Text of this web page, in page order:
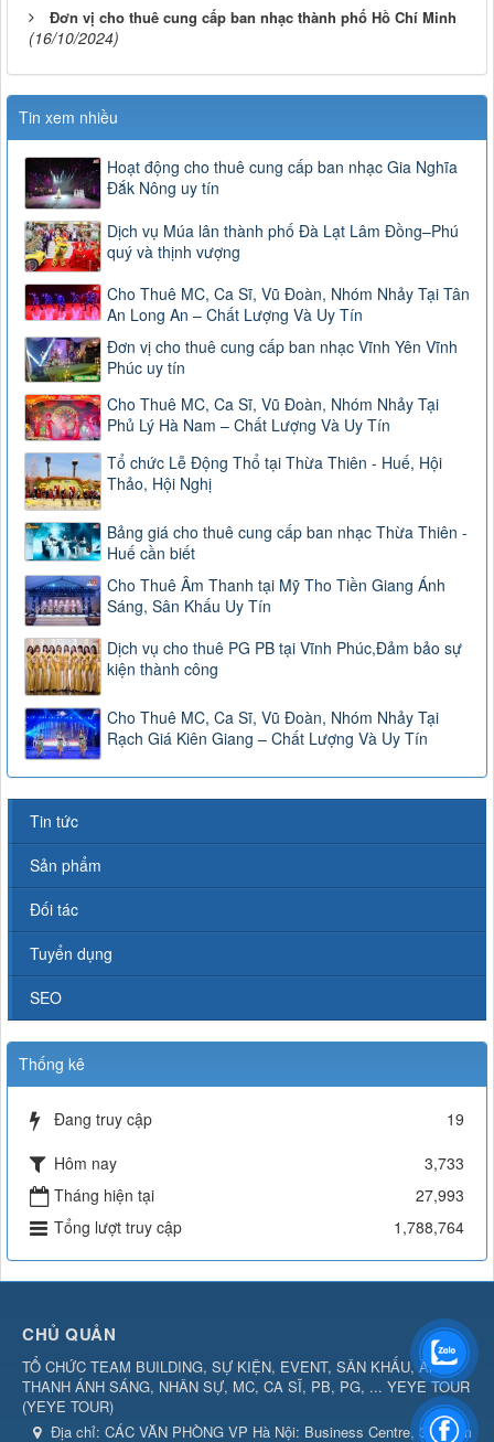
Đơn vị cho thuê cung cấp ban nhạc thành phố Hồ Chí Minh
(16/10/2024)
Tin xem nhiều
Hoạt động cho thuê cung cấp ban nhạc Gia Nghĩa
Đắk Nông uy tín
Dịch vụ Múa lân thành phố Đà Lạt Lâm Đồng–Phú
quý và thịnh vượng
Cho Thuê MC, Ca Sĩ, Vũ Đoàn, Nhóm Nhảy Tại Tân
An Long An – Chất Lượng Và Uy Tín
Đơn vị cho thuê cung cấp ban nhạc Vĩnh Yên Vĩnh
Phúc uy tín
Cho Thuê MC, Ca Sĩ, Vũ Đoàn, Nhóm Nhảy Tại
Phủ Lý Hà Nam – Chất Lượng Và Uy Tín
Tổ chức Lễ Động Thổ tại Thừa Thiên - Huế, Hội
Thảo, Hội Nghị
Bảng giá cho thuê cung cấp ban nhạc Thừa Thiên -
Huế cần biết
Cho Thuê Âm Thanh tại Mỹ Tho Tiền Giang Ánh
Sáng, Sân Khấu Uy Tín
Dịch vụ cho thuê PG PB tại Vĩnh Phúc,Đảm bảo sự
kiện thành công
Cho Thuê MC, Ca Sĩ, Vũ Đoàn, Nhóm Nhảy Tại
Rạch Giá Kiên Giang – Chất Lượng Và Uy Tín
Tin tức
Sản phẩm
Đối tác
Tuyển dụng
SEO
Thống kê
Đang truy cập
19
Hôm nay
3,733
Tháng hiện tại
27,993
Tổng lượt truy cập
1,788,764
CHỦ QUẢN
TỔ CHỨC TEAM BUILDING, SỰ KIỆN, EVENT, SÂN KHẤU, ÂM
THANH ÁNH SÁNG, NHÂN SỰ, MC, CA SĨ, PB, PG, ... YEYE TOUR
(YEYE TOUR)
Địa chỉ: CÁC VĂN PHÒNG VP Hà Nội: Business Centre, 360 Kim